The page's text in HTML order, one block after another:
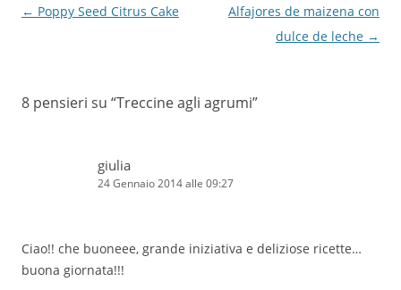
Navigazione
← Poppy Seed Citrus Cake
Alfajores de maizena con
dulce de leche →
8 pensieri su “Treccine agli agrumi”
giulia
24 Gennaio 2014 alle 09:27
Ciao!! che buoneee, grande iniziativa e deliziose ricette…
buona giornata!!!